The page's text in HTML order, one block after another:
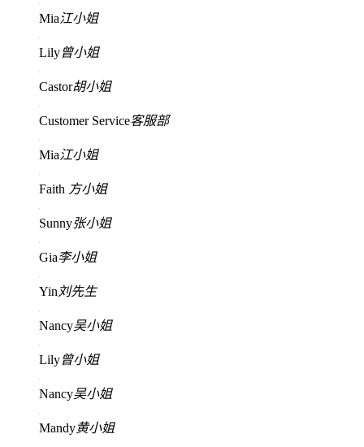
Mia江小姐
Lily曾小姐
Castor胡小姐
Customer Service客服部
Mia江小姐
Faith 方小姐
Sunny张小姐
Gia李小姐
Yin 刘先生
Nancy吴小姐
Lily曾小姐
Nancy吴小姐
Mandy黄小姐